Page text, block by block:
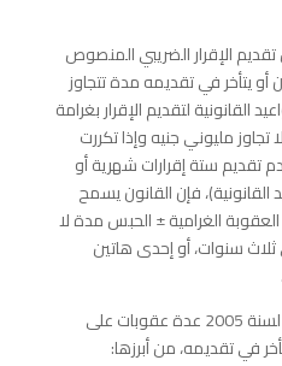
الإقرار الضريبي المنصوص
من القانون أو يتأخر في تقديمه مدة تتجاوز
القانونية لتقديم الإقرار بغرامة
مليوني جنيه وإذا تكررت
تقديم ستة إقرارات شهرية أو
القانونية)، فإن القانون يسمح
الغرامية ± الحبس مدة لا
سنوات، أو إحدى هاتين
ومما سبق يتضح ان قانون 91 لسنة 2005 عدة عقوبات على
في تقديمه، من أبرزها: